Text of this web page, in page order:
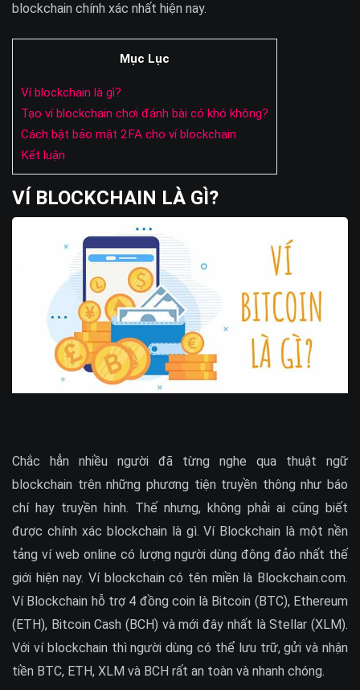
blockchain chính xác nhất hiện nay.
Mục Lục
Ví blockchain là gì?
Tạo ví blockchain chơi đánh bài có khó không?
Cách bật bảo mật 2FA cho ví blockchain
Kết luận
VÍ BLOCKCHAIN LÀ GÌ?
Chắc hẳn nhiều người đã từng nghe qua thuật ngữ
blockchain trên những phương tiện truyền thông như báo
chí hay truyền hình. Thế nhưng, không phải ai cũng biết
được chính xác blockchain là gì. Ví Blockchain là một nền
tảng ví web online có lượng người dùng đông đảo nhất thế
giới hiện nay. Ví blockchain có tên miền là Blockchain.com.
Ví Blockchain hỗ trợ 4 đồng coin là Bitcoin (BTC), Ethereum
(ETH), Bitcoin Cash (BCH) và mới đây nhất là Stellar (XLM).
Với ví blockchain thì người dùng có thể lưu trữ, gửi và nhận
tiền BTC, ETH, XLM và BCH rất an toàn và nhanh chóng.